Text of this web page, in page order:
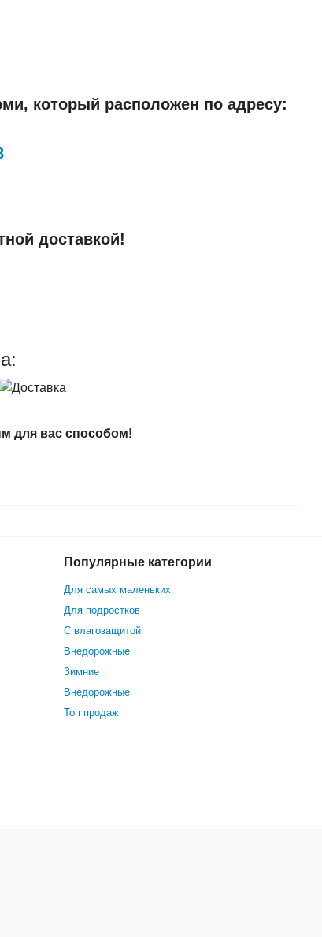
который расположен по адресу:
доставкой!
для вас способом!
Популярные категории
Для самых маленьких
Для подростков
С влагозащитой
Внедорожные
Зимние
Внедорожные
Топ продаж